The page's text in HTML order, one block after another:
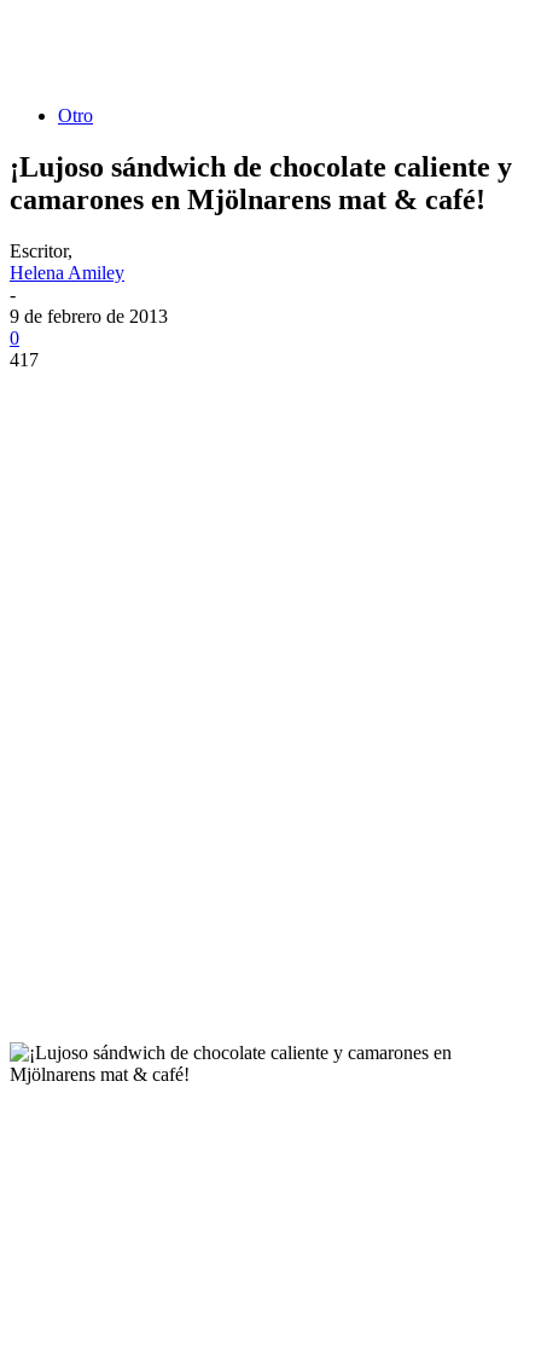
Otro
¡Lujoso sándwich de chocolate caliente y
camarones en Mjölnarens mat & café!
Escritor,
Helena Amiley
-
9 de febrero de 2013
0
417